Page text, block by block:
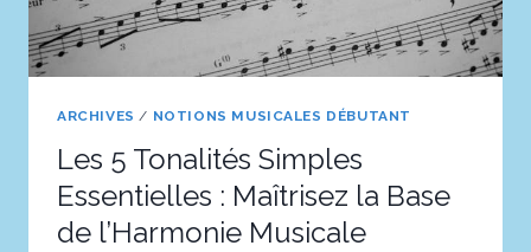
ARCHIVES / NOTIONS MUSICALES DÉBUTANT
Les 5 Tonalités Simples
Essentielles : Maîtrisez la Base
de l’Harmonie Musicale